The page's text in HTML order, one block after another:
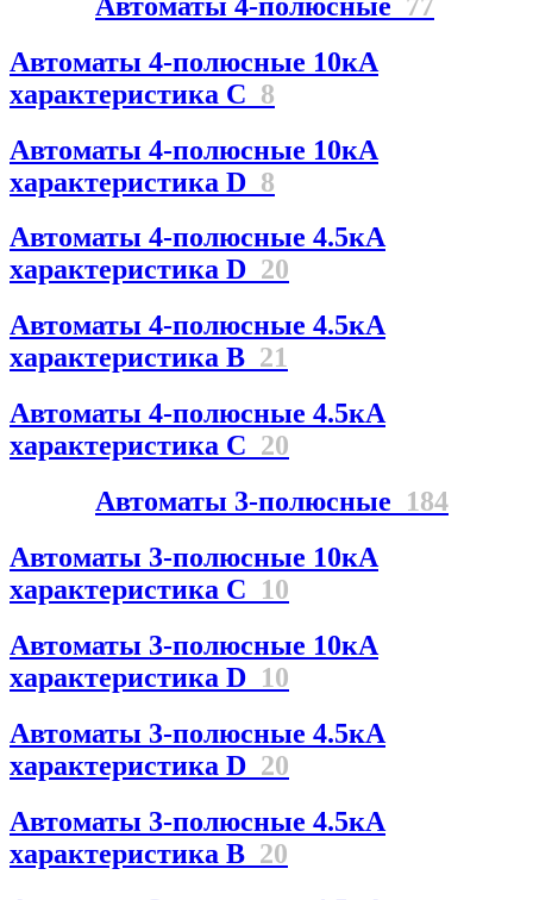
Автоматы 4-полюсные 10кА
характеристика C 8
Автоматы 4-полюсные 10кА
характеристика D 8
Автоматы 4-полюсные 4.5кА
характеристика D 20
Автоматы 4-полюсные 4.5кА
характеристика В 21
Автоматы 4-полюсные 4.5кА
характеристика С 20
Автоматы 3-полюсные 184
Автоматы 3-полюсные 10кА
характеристика C 10
Автоматы 3-полюсные 10кА
характеристика D 10
Автоматы 3-полюсные 4.5кА
характеристика D 20
Автоматы 3-полюсные 4.5кА
характеристика В 20